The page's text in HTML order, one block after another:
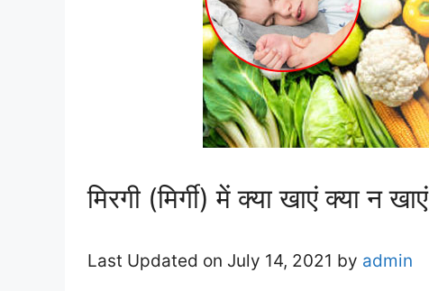
मिरगी (मिर्गी) में क्या खाएं क्या न खाएं
Last Updated on July 14, 2021 by admin